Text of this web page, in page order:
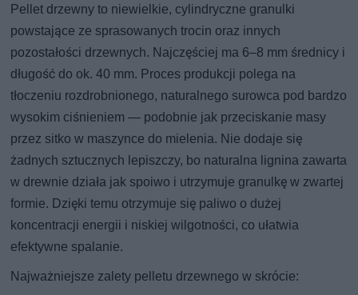
Pellet drzewny to niewielkie, cylindryczne granulki
powstające ze sprasowanych trocin oraz innych
pozostałości drzewnych. Najczęściej ma 6–8 mm średnicy i
długość do ok. 40 mm. Proces produkcji polega na
tłoczeniu rozdrobnionego, naturalnego surowca pod bardzo
wysokim ciśnieniem — podobnie jak przeciskanie masy
przez sitko w maszynce do mielenia. Nie dodaje się
żadnych sztucznych lepiszczy, bo naturalna lignina zawarta
w drewnie działa jak spoiwo i utrzymuje granulkę w zwartej
formie. Dzięki temu otrzymuje się paliwo o dużej
koncentracji energii i niskiej wilgotności, co ułatwia
efektywne spalanie.
Najważniejsze zalety pelletu drzewnego w skrócie: